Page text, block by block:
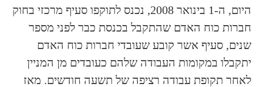
היום, ה-1 בינואר 2008, נכנס לתוקפו סעיף מרכזי בחוק
חברות כוח האדם שהתקבל בכנסת כבר לפני מספר
שנים, סעיף אשר קובע שעובדי חברות כוח האדם
יתקבלו במקומות העבודה שלהם כעובדים מן המניין
לאחר תקופת עבודה רציפה של תשעה חודשים. מאז